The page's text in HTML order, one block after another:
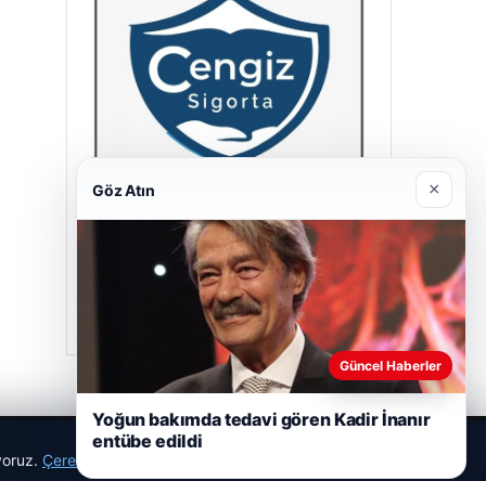
Cengiz Sigorta
06/23/2026
Çerez Politikamız
Göz Atın ×
Güncel Haberler
Yoğun bakımda tedavi gören Kadir İnanır
entübe edildi